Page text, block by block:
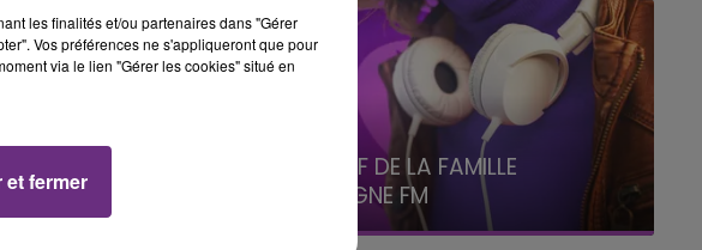
LE BEST OF DE LA FAMILLE
CHAMPAGNE FM
les finalités et/ou partenaires dans "Gérer
Vos préférences ne s'appliqueront que pour
via le lien "Gérer les cookies" situé en
fermer